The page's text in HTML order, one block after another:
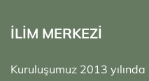
İLİM MERKEZİ
Kuruluşumuz 2013 yılında